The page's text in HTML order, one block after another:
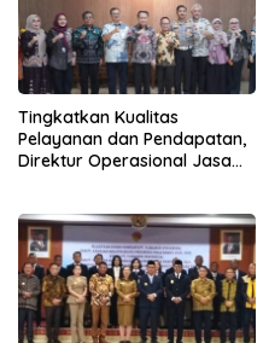
Tingkatkan Kualitas
Pelayanan dan Pendapatan,
Direktur Operasional Jasa
Samsat Rajabasa